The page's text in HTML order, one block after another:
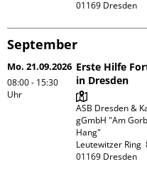
September
Mo. 21.09.2026
08:00 - 15:30
Uhr
Erste Hilfe
in Dresden
ASB Dresden &
gGmbH "Am
Hang"
Leutewitzer Ring